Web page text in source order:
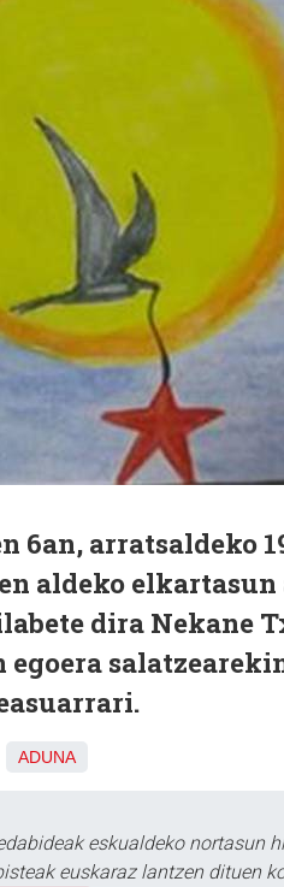
6an, arratsaldeko
aldeko
dira Nekane
egoera
ADUNA
eskualdeko nortasun
euskaraz lantzen dituen